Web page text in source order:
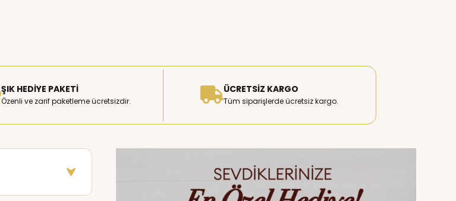
ŞIK HEDIYE PAKETI
Özenli ve zarif paketleme ücretsizdir.
ÜCRETSIZ KARGO
Tüm siparişlerde ücretsiz kargo.